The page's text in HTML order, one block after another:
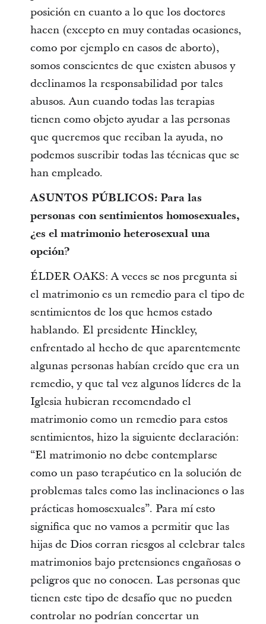
posición en cuanto a lo que los doctores
hacen (excepto en muy contadas ocasiones,
como por ejemplo en casos de aborto),
somos conscientes de que existen abusos y
declinamos la responsabilidad por tales
abusos. Aun cuando todas las terapias
tienen como objeto ayudar a las personas
que queremos que reciban la ayuda, no
podemos suscribir todas las técnicas que se
han empleado.
ASUNTOS PÚBLICOS: Para las
personas con sentimientos homosexuales,
¿es el matrimonio heterosexual una
opción?
ÉLDER OAKS: A veces se nos pregunta si
el matrimonio es un remedio para el tipo de
sentimientos de los que hemos estado
hablando. El presidente Hinckley,
enfrentado al hecho de que aparentemente
algunas personas habían creído que era un
remedio, y que tal vez algunos líderes de la
Iglesia hubieran recomendado el
matrimonio como un remedio para estos
sentimientos, hizo la siguiente declaración:
“El matrimonio no debe contemplarse
como un paso terapéutico en la solución de
problemas tales como las inclinaciones o las
prácticas homosexuales”. Para mí esto
significa que no vamos a permitir que las
hijas de Dios corran riesgos al celebrar tales
matrimonios bajo pretensiones engañosas o
peligros que no conocen. Las personas que
tienen este tipo de desafío que no pueden
controlar no podrían concertar un